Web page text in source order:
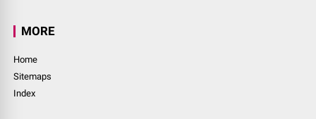
MORE
Home
Sitemaps
Index